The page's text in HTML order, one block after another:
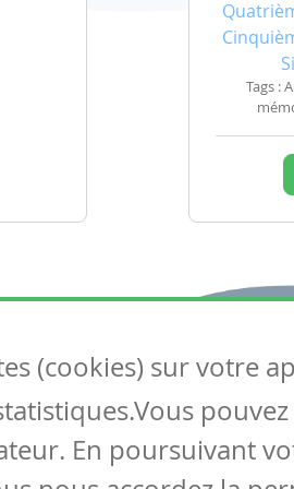
Tags :
Suivez-
Contactez-nous
Soutien
(cookies) sur votre
En poursuivant